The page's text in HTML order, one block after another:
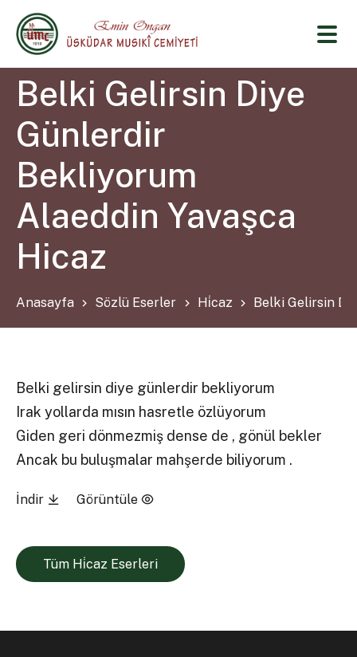
Belki Gelirsin Diye
Günlerdir
Bekliyorum
Alaeddin Yavaşca
Hicaz
Anasayfa Sözlü Eserler Hi̇caz Belki Gelirsin
Belki gelirsin diye günlerdir bekliyorum
Irak yollarda mısın hasretle özlüyorum
Giden geri dönmezmiş dense de , gönül bekler
Ancak bu buluşmalar mahşerde biliyorum .
İndir Görüntüle
Tüm Hi̇caz Eserleri